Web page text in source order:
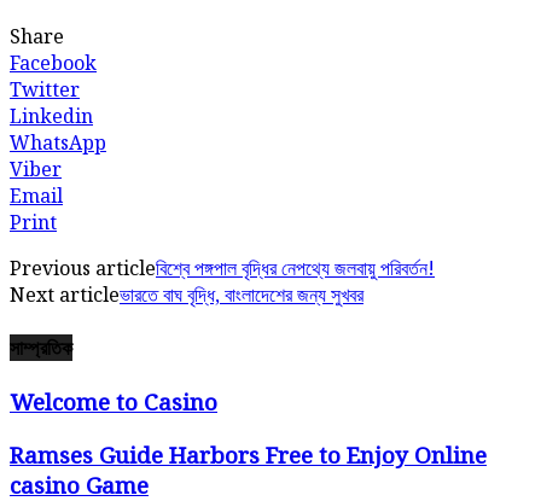
Share
Facebook
Twitter
Linkedin
WhatsApp
Viber
Email
Print
Previous articleবিশ্বে পঙ্গপাল বৃদ্ধির নেপথ্যে জলবায়ু পরিবর্তন!
Next articleভারতে বাঘ বৃদ্ধি, বাংলাদেশের জন্য সুখবর
সাম্প্রতিক
Welcome to Casino
Ramses Guide Harbors Free to Enjoy Online
casino Game